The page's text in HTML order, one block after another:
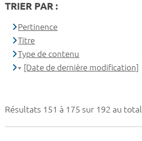
Résultats 151 à 175 sur 192 au total
TRIER PAR :
Pertinence
Titre
Type de contenu
[Date de dernière modification]